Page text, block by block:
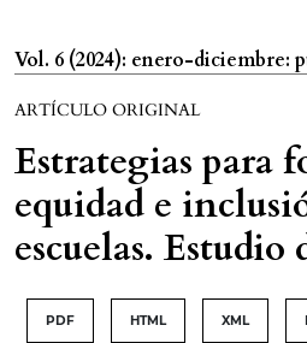
Vol. 6 (2024): enero-diciembre:
ARTÍCULO ORIGINAL
Estrategias para
equidad e
escuelas.
PDF HTML XML